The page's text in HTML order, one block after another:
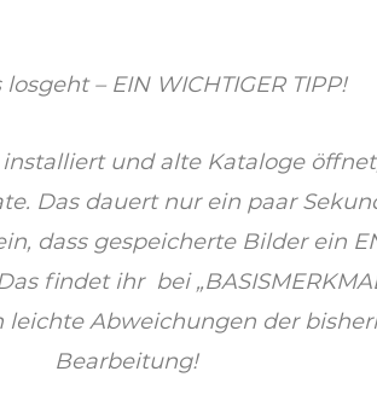
– EIN WICHTIGER TIPP!
installiert und alte Kataloge
Das dauert nur ein paar
dass gespeicherte Bilder ein
findet ihr bei
leichte Abweichungen der
Bearbeitung!